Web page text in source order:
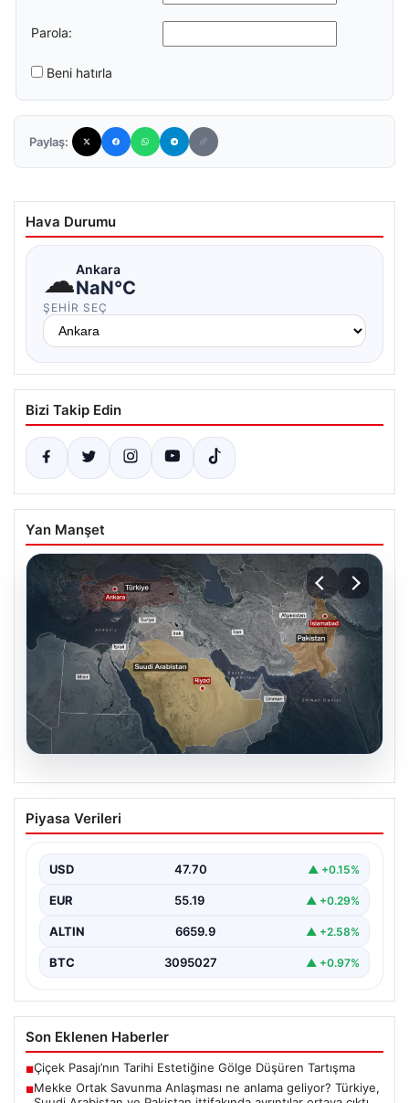
Parola:
Beni hatırla
Paylaş:
Hava Durumu
☁Ankara
NaN°C
ŞEHIR SEÇ
Bizi Takip Edin
Yan Manşet
07.08.2026
Mekke Ortak Savunma Anlaşması ne
anlama geliyor? Türkiye, Suudi
ayrıntılar ortaya çıktı
Piyasa Verileri
USD 47.70 ▲ +0.15%
EUR 55.19 ▲ +0.29%
ALTIN 6659.9 ▲ +2.58%
BTC 3095027 ▲ +0.97%
Son Eklenen Haberler
■Çiçek Pasajı’nın Tarihi Estetiğine Gölge Düşüren Tartışma
■Mekke Ortak Savunma Anlaşması ne anlama geliyor? Türkiye,